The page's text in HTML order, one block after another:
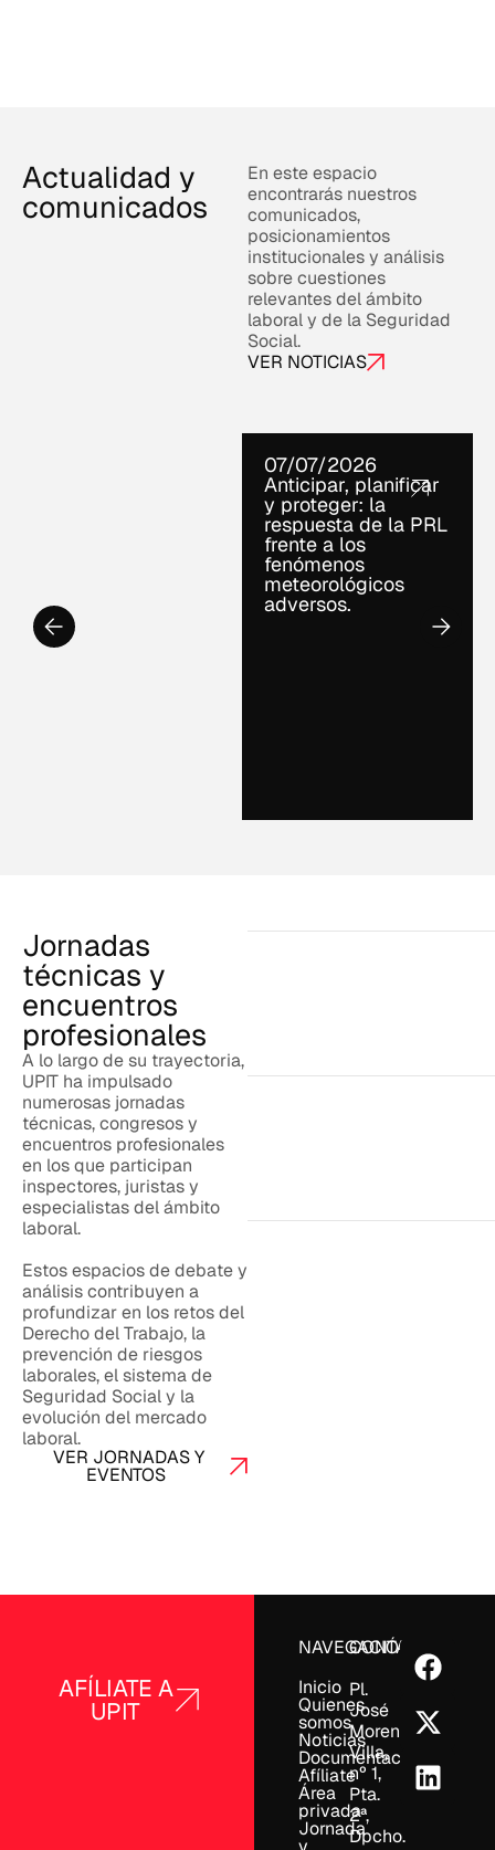
Actualidad y
comunicados
En este espacio
encontrarás nuestros
comunicados,
posicionamientos
institucionales y análisis
sobre cuestiones
relevantes del ámbito
laboral y de la Seguridad
Social.
VER NOTICIAS
07/07/2026
Anticipar, planificar
y proteger: la
respuesta de la PRL
frente a los
fenómenos
meteorológicos
adversos.
Jornadas
técnicas y
encuentros
profesionales
A lo largo de su trayectoria,
UPIT ha impulsado
numerosas jornadas
técnicas, congresos y
encuentros profesionales
en los que participan
inspectores, juristas y
especialistas del ámbito
laboral.
Estos espacios de debate y
análisis contribuyen a
profundizar en los retos del
Derecho del Trabajo, la
prevención de riesgos
laborales, el sistema de
Seguridad Social y la
evolución del mercado
laboral.
VER JORNADAS Y
EVENTOS
AFÍLIATE A
UPIT
NAVEGACIÓN
Inicio
Quienes
somos
Noticias
Documentación
Afíliate
Área
privada
Jornada
CONTACTO
Pl.
José
Moreno
Villa,
nº 1,
Pta.
2ª,
Dpcho.